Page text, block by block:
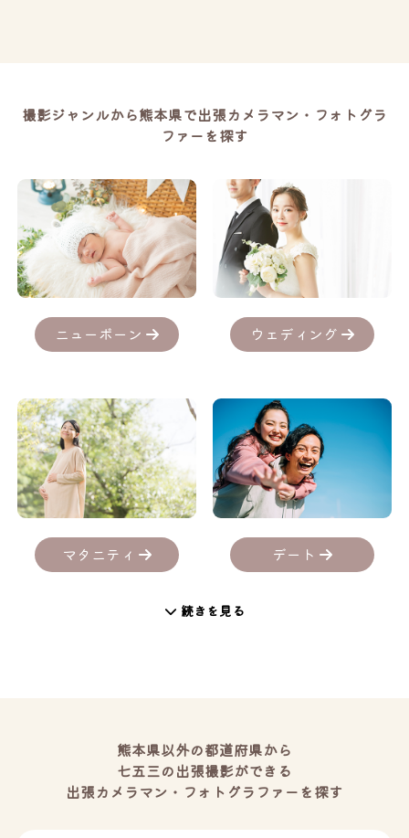
撮影ジャンルから熊本県で出張カメラマン・フォトグラ
ファーを探す
ニューボーン ウェディング
マタニティ デート
続きを見る
熊本県以外の都道府県から
七五三の出張撮影ができる
出張カメラマン・フォトグラファーを探す